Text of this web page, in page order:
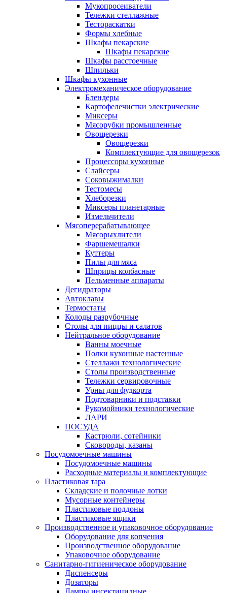
Мукопросеиватели
Тележки стеллажные
Тестораскатки
Формы хлебные
Шкафы пекарские
Шкафы пекарские
Шкафы расстоечные
Шпильки
Шкафы кухонные
Электромеханическое оборудование
Блендеры
Картофелечистки электрические
Миксеры
Мясорубки промышленные
Овощерезки
Овощерезки
Комплектующие для овощерезок
Процессоры кухонные
Слайсеры
Соковыжималки
Тестомесы
Хлеборезки
Миксеры планетарные
Измельчители
Мясоперерабатывающее
Мясорыхлители
Фаршемешалки
Куттеры
Пилы для мяса
Шприцы колбасные
Пельменные аппараты
Дегидраторы
Автоклавы
Термостаты
Колоды разрубочные
Столы для пиццы и салатов
Нейтральное оборудование
Ванны моечные
Полки кухонные настенные
Стеллажи технологические
Столы производственные
Тележки сервировочные
Урны для фудкорта
Подтоварники и подставки
Рукомойники технологические
ЛАРИ
ПОСУДА
Кастрюли, сотейники
Сковороды, казаны
Посудомоечные машины
Посудомоечные машины
Расходные материалы и комплектующие
Пластиковая тара
Складские и полочные лотки
Мусорные контейнеры
Пластиковые поддоны
Пластиковые ящики
Производственное и упаковочное оборудование
Оборудование для копчения
Производственное оборудование
Упаковочное оборудование
Санитарно-гигиеническое оборудование
Диспенсеры
Дозаторы
Лампы инсектицидные